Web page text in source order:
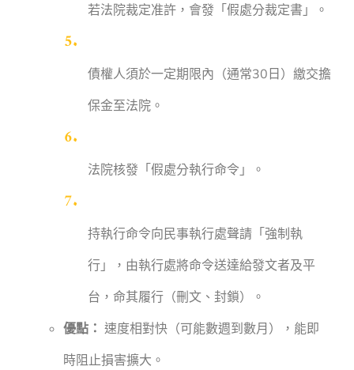
若法院裁定准許，會發「假處分裁定書」。
債權人須於一定期限內（通常30日）繳交擔
保金至法院。
法院核發「假處分執行命令」。
持執行命令向民事執行處聲請「強制執
行」，由執行處將命令送達給發文者及平
台，命其履行（刪文、封鎖）。
優點： 速度相對快（可能數週到數月），能即
時阻止損害擴大。